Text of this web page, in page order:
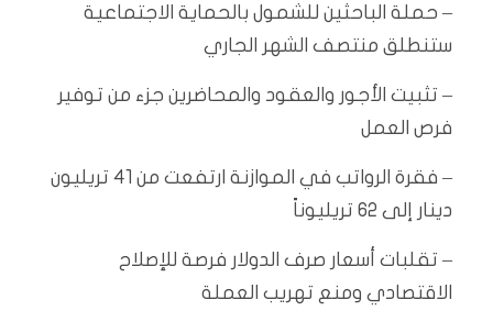
– حملة الباحثين للشمول بالحماية الاجتماعية
ستنطلق منتصف الشهر الجاري
– تثبيت الأجور والعقود والمحاضرين جزء من توفير
فرص العمل
– فقرة الرواتب في الموازنة ارتفعت من 41 تريليون
دينار إلى 62 تريليوناً
– تقلبات أسعار صرف الدولار فرصة للإصلاح
الاقتصادي ومنع تهريب العملة